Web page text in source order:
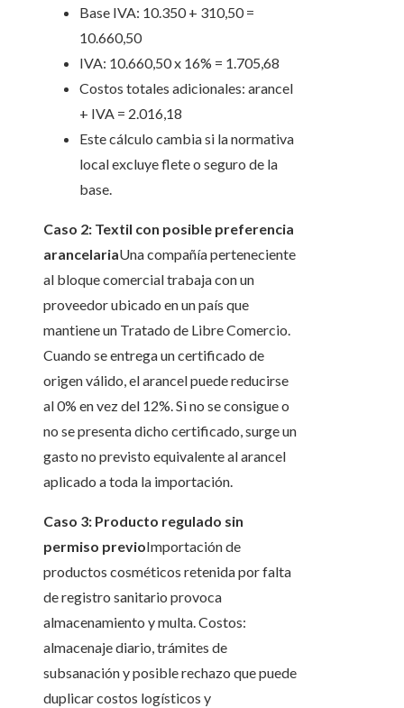
Base IVA: 10.350 + 310,50 =
10.660,50
IVA: 10.660,50 x 16% = 1.705,68
Costos totales adicionales: arancel
+ IVA = 2.016,18
Este cálculo cambia si la normativa
local excluye flete o seguro de la
base.
Caso 2: Textil con posible preferencia
arancelariaUna compañía perteneciente
al bloque comercial trabaja con un
proveedor ubicado en un país que
mantiene un Tratado de Libre Comercio.
Cuando se entrega un certificado de
origen válido, el arancel puede reducirse
al 0% en vez del 12%. Si no se consigue o
no se presenta dicho certificado, surge un
gasto no previsto equivalente al arancel
aplicado a toda la importación.
Caso 3: Producto regulado sin
permiso previoImportación de
productos cosméticos retenida por falta
de registro sanitario provoca
almacenamiento y multa. Costos:
almacenaje diario, trámites de
subsanación y posible rechazo que puede
duplicar costos logísticos y